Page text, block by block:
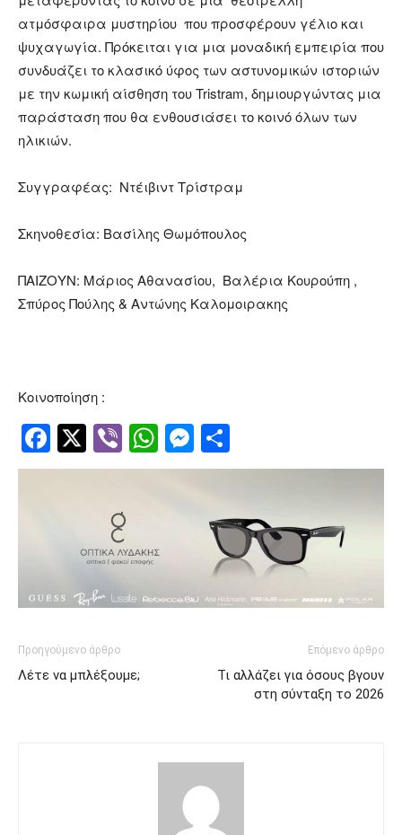
ατμόσφαιρα μυστηρίου που προσφέρουν γέλιο και
ψυχαγωγία. Πρόκειται για μια μοναδική εμπειρία που
συνδυάζει το κλασικό ύφος των αστυνομικών ιστοριών
με την κωμική αίσθηση του Tristram, δημιουργώντας μια
παράσταση που θα ενθουσιάσει το κοινό όλων των
ηλικιών.
Συγγραφέας: Ντέιβιντ Τρίστραμ
Σκηνοθεσία: Βασίλης Θωμόπουλος
ΠΑΙΖΟΥΝ: Μάριος Αθανασίου, Βαλέρια Κουρούπη ,
Σπύρος Πούλης & Αντώνης Καλομοιρακης
Κοινοποίηση :
Facebook
Twitter
ViberWhatsApp
Messenger
Προηγούμενο άρθρο
Λέτε να μπλέξουμε;
Επόμενο άρθρο
Τι αλλάζει για όσους βγουν
στη σύνταξη το 2026